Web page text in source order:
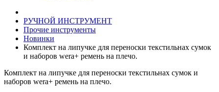
РУЧНОЙ ИНСТРУМЕНТ
Прочие инструменты
Новинки
Комплект на липучке для переноски текстильнах сумок
и наборов wera+ ремень на плечо.
Комплект на липучке для переноски текстильнах сумок и
наборов wera+ ремень на плечо.